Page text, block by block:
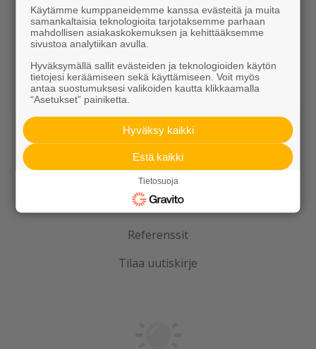
Louhinta, murskaus, esirakentaminen
Rudus
Uutiset
Referenssit
Tilaa uutiskirje
Käytämme kumppaneidemme kanssa evästeitä ja muita
samankaltaisia teknologioita tarjotaksemme parhaan
mahdollisen asiakaskokemuksen ja kehittääksemme
sivustoa analytiikan avulla.
Hyväksymällä sallit evästeiden ja teknologioiden käytön
tietojesi keräämiseen sekä käyttämiseen. Voit myös
antaa suostumuksesi valikoiden kautta klikkaamalla
“Asetukset” painiketta.
Hyväksy kaikki
Estä kaikki
Tietosuoja